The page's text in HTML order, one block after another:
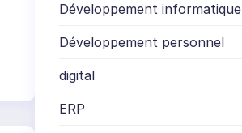
Développement informatique
Développement personnel
digital
ERP